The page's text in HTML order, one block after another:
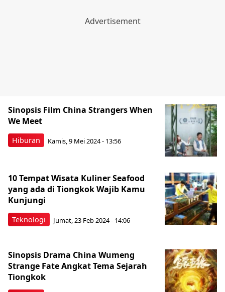
Hiburan
Sinopsis Film China Strangers When
We Meet
Kamis, 9 Mei 2024 - 13:56
Teknologi
10 Tempat Wisata Kuliner Seafood
yang ada di Tiongkok Wajib Kamu
Kunjungi
Jumat, 23 Feb 2024 - 14:06
Sinopsis Drama China Wumeng
Strange Fate Angkat Tema Sejarah
Tiongkok